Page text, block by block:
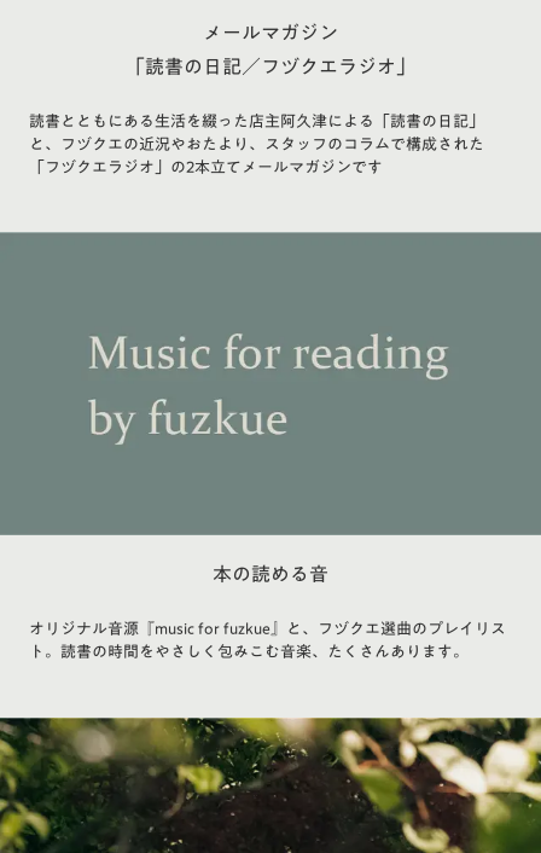
メールマガジン
「読書の日記／フヅクエラジオ」
読書とともにある生活を綴った店主阿久津による「読書の日記」
と、フヅクエの近況やおたより、スタッフのコラムで構成された
「フヅクエラジオ」の2本立てメールマガジンです
本の読める音
オリジナル音源『music for fuzkue』と、フヅクエ選曲のプレイリス
ト。読書の時間をやさしく包みこむ音楽、たくさんあります。